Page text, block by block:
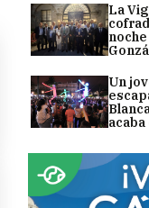
La
Un